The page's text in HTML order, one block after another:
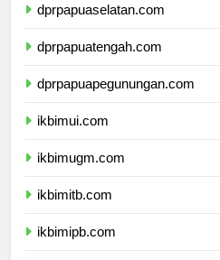
dprpapuaselatan.com
dprpapuatengah.com
dprpapuapegunungan.com
ikbimui.com
ikbimugm.com
ikbimitb.com
ikbimipb.com